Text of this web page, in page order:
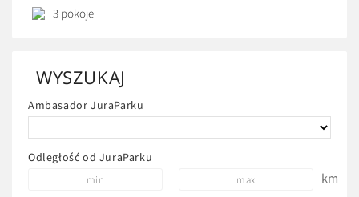
Przystocze” – gdzie serwowane są śniadania w formie
3 pokoje
WYSZUKAJ
Ambasador JuraParku
Odległość od JuraParku
km